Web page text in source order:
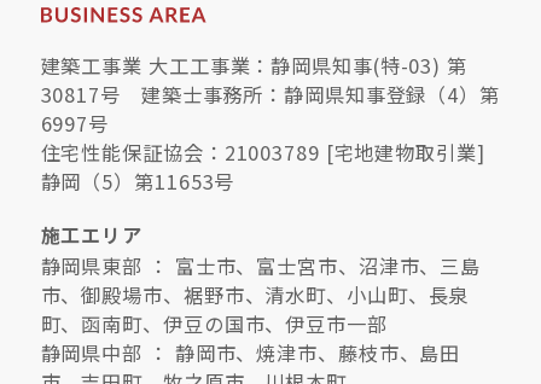
建築工事業 大工工事業：静岡県知事(特-03) 第
30817号 建築士事務所：静岡県知事登録（4）第
6997号
住宅性能保証協会：21003789 [宅地建物取引業]
静岡（5）第11653号
施工エリア
静岡県東部 ： 富士市、富士宮市、沼津市、三島
市、御殿場市、裾野市、清水町、小山町、長泉
町、函南町、伊豆の国市、伊豆市一部
静岡県中部 ： 静岡市、焼津市、藤枝市、島田